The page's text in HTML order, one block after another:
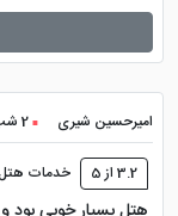
همین موضوع
باشد. همچنین
25 دقیقه می
الغریر هم به
از دیگر هتل
امیرحسین شیری 2 شب
3.2 از 5 خدمات